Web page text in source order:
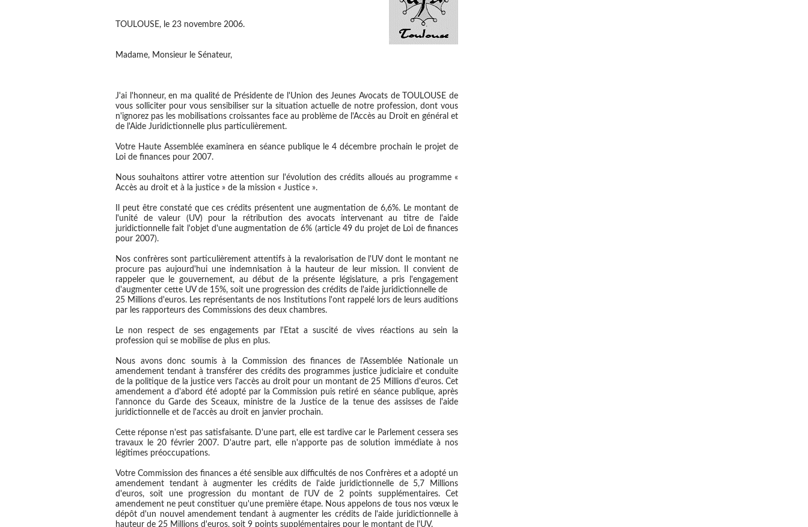
TOULOUSE, le 23 novembre 2006.
Madame, Monsieur le Sénateur,
J'ai l'honneur, en ma qualité de Présidente de l'Union des Jeunes Avocats de TOULOUSE de
vous solliciter pour vous sensibiliser sur la situation actuelle de notre profession, dont vous
n'ignorez pas les mobilisations croissantes face au problème de l'Accès au Droit en général et
de l'Aide Juridictionnelle plus particulièrement.
Votre Haute Assemblée examinera en séance publique le 4 décembre prochain le projet de
Loi de finances pour 2007.
Nous souhaitons attirer votre attention sur l'évolution des crédits alloués au programme «
Accès au droit et à la justice » de la mission « Justice ».
Il peut être constaté que ces crédits présentent une augmentation de 6,6%. Le montant de
l'unité de valeur (UV) pour la rétribution des avocats intervenant au titre de l'aide
juridictionnelle fait l'objet d'une augmentation de 6% (article 49 du projet de Loi de finances
pour 2007).
Nos confrères sont particulièrement attentifs à la revalorisation de l'UV dont le montant ne
procure pas aujourd'hui une indemnisation à la hauteur de leur mission. Il convient de
rappeler que le gouvernement, au début de la présente législature, a pris l'engagement
d'augmenter cette UV de 15%, soit une progression des crédits de l'aide juridictionnelle de
25 Millions d'euros. Les représentants de nos Institutions l'ont rappelé lors de leurs auditions
par les rapporteurs des Commissions des deux chambres.
Le non respect de ses engagements par l'Etat a suscité de vives réactions au sein la
profession qui se mobilise de plus en plus.
Nous avons donc soumis à la Commission des finances de l'Assemblée Nationale un
amendement tendant à transférer des crédits des programmes justice judiciaire et conduite
de la politique de la justice vers l'accès au droit pour un montant de 25 Millions d'euros. Cet
amendement a d'abord été adopté par la Commission puis retiré en séance publique, après
l'annonce du Garde des Sceaux, ministre de la Justice de la tenue des assisses de l'aide
juridictionnelle et de l'accès au droit en janvier prochain.
Cette réponse n'est pas satisfaisante. D'une part, elle est tardive car le Parlement cessera ses
travaux le 20 février 2007. D'autre part, elle n'apporte pas de solution immédiate à nos
légitimes préoccupations.
Votre Commission des finances a été sensible aux difficultés de nos Confrères et a adopté un
amendement tendant à augmenter les crédits de l'aide juridictionnelle de 5,7 Millions
d'euros, soit une progression du montant de l'UV de 2 points supplémentaires. Cet
amendement ne peut constituer qu'une première étape. Nous appelons de tous nos vœux le
dépôt d'un nouvel amendement tendant à augmenter les crédits de l'aide juridictionnelle à
hauteur de 25 Millions d'euros, soit 9 points supplémentaires pour le montant de l'UV.